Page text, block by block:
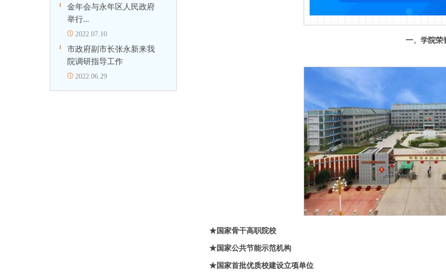
金年会与永年区人民政府
举行...
2022.07.10
市政府副市长张永新来我
院调研指导工作
2022.06.29
一、学院荣
★国家骨干高职院校
★国家公共节能示范机构
★国家首批优质校建设立项单位